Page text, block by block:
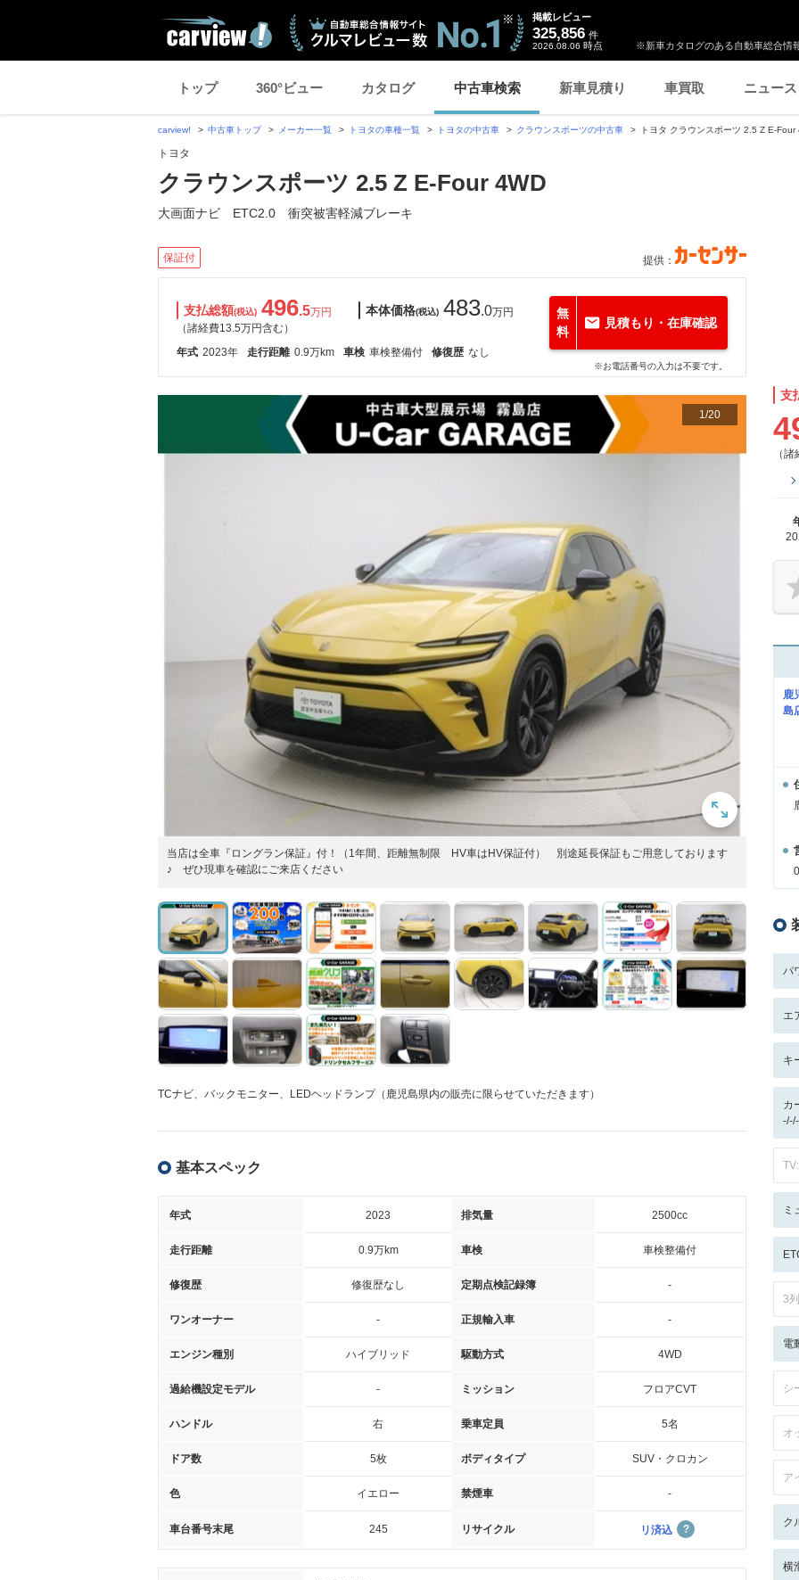
※新車カタログのある自動車総合情
掲載レビュー
325,856 件
2026.08.06 時点
トップ 360°ビュー カタログ 中古車検索 新車見積り 車買取 ニュース
carview! 中古車トップ メーカー一覧 トヨタの車種一覧 トヨタの中古車 クラウンスポーツの中古車 トヨタ クラウンスポーツ 2.5 Z E-
トヨタ
クラウンスポーツ 2.5 Z E-Four 4WD
大画面ナビ ETC2.0 衝突被害軽減ブレーキ
保証付 提供：
支払総額(税込) 496.5万円
（諸経費13.5万円含む）
本体価格(税込) 483.0万円
年式 2023年 走行距離 0.9万km 車検 車検整備付 修復歴 なし
無
料
見積もり・在庫確認
※お電話番号の入力は不要です。
1/20
当店は全車『ロングラン保証』付！（1年間、距離無制限 HV車はHV保証付） 別途延長保証もご用意しております
♪ ぜひ現車を確認にご来店ください
TCナビ、バックモニター、LEDヘッドランプ（鹿児島県内の販売に限らせていただきます）
基本スペック
年式 2023 排気量 2500cc
走行距離 0.9万km 車検 車検整備付
修復歴 修復歴なし 定期点検記録簿 -
ワンオーナー - 正規輸入車 -
エンジン種別 ハイブリッド 駆動方式 4WD
過給機設定モデル - ミッション フロアCVT
ハンドル 右 乗車定員 5名
ドア数 5枚 ボディタイプ SUV・クロカン
色 イエロー 禁煙車 -
車台番号末尾 245 リサイクル リ済込
支
（
鹿
島
パ
エ
キ
カ
ミ
3
電
シ
オ
ア
ク
横